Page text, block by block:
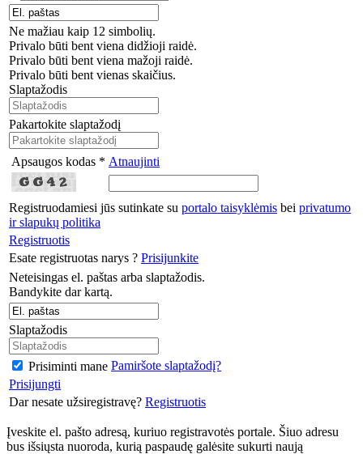
Ne mažiau kaip 12 simbolių.
Privalo būti bent viena didžioji raidė.
Privalo būti bent viena mažoji raidė.
Privalo būti bent vienas skaičius.
Slaptažodis
Pakartokite slaptažodį
Apsaugos kodas * Atnaujinti
Registruodamiesi jūs sutinkate su portalo taisyklėmis bei privatumo
ir slapukų politika
Registruotis
Esate registruotas narys ? Prisijunkite
Neteisingas el. paštas arba slaptažodis.
Bandykite dar kartą.
Slaptažodis
Prisiminti mane Pamiršote slaptažodį?
Prisijungti
Dar nesate užsiregistravę? Registruotis
Įveskite el. pašto adresą, kuriuo registravotės portale. Šiuo adresu
bus išsiųsta nuoroda, kurią paspaudę galėsite sukurti naują